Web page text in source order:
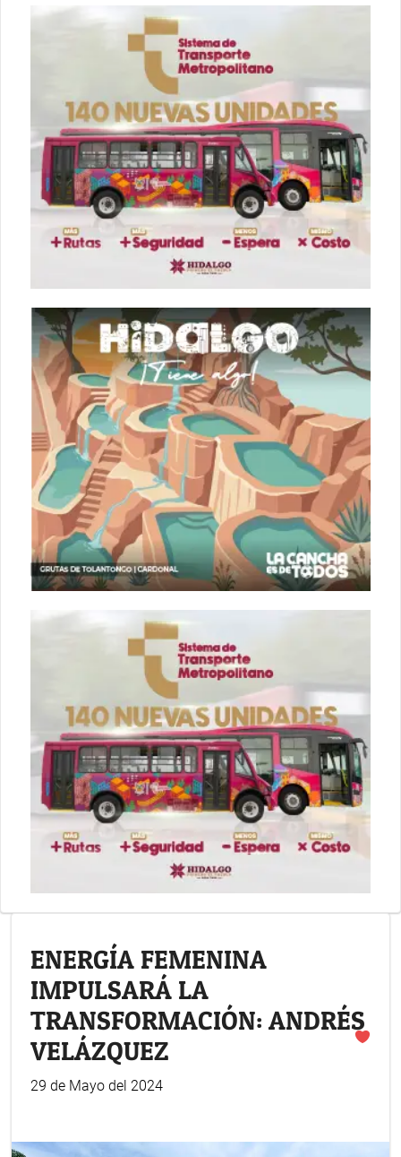
ENERGÍA FEMENINA
IMPULSARÁ LA
TRANSFORMACIÓN: ANDRÉS
VELÁZQUEZ
29 de Mayo del 2024